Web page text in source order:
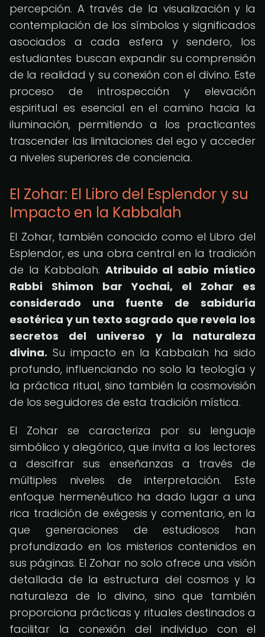
percepción. A través de la visualización y la
contemplación de los símbolos y significados
asociados a cada esfera y sendero, los
estudiantes buscan expandir su comprensión
de la realidad y su conexión con el divino. Este
proceso de introspección y elevación
espiritual es esencial en el camino hacia la
iluminación, permitiendo a los practicantes
trascender las limitaciones del ego y acceder
a niveles superiores de conciencia.
El Zohar: El Libro del Esplendor y su
Impacto en la Kabbalah
El Zohar, también conocido como el Libro del
Esplendor, es una obra central en la tradición
de la Kabbalah. Atribuido al sabio místico
Rabbi Shimon bar Yochai, el Zohar es
considerado una fuente de sabiduría
esotérica y un texto sagrado que revela los
secretos del universo y la naturaleza
divina. Su impacto en la Kabbalah ha sido
profundo, influenciando no solo la teología y
la práctica ritual, sino también la cosmovisión
de los seguidores de esta tradición mística.
El Zohar se caracteriza por su lenguaje
simbólico y alegórico, que invita a los lectores
a descifrar sus enseñanzas a través de
múltiples niveles de interpretación. Este
enfoque hermenéutico ha dado lugar a una
rica tradición de exégesis y comentario, en la
que generaciones de estudiosos han
profundizado en los misterios contenidos en
sus páginas. El Zohar no solo ofrece una visión
detallada de la estructura del cosmos y la
naturaleza de lo divino, sino que también
proporciona prácticas y rituales destinados a
facilitar la conexión del individuo con el